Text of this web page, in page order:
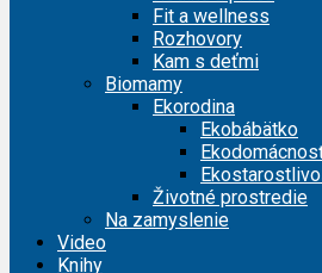
Fit a wellness
Rozhovory
Kam s deťmi
Biomamy
Ekorodina
Ekobábätko
Životné prostredie
Na zamyslenie
Video
Knihy